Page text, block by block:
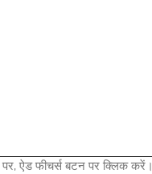
पर, ऐड फीचर्स बटन पर क्लिक करें।